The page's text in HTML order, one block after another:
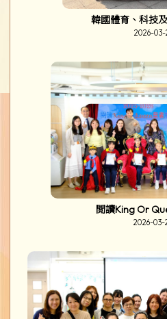
維也納藝術文
2026-03-